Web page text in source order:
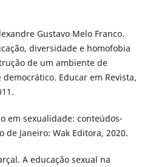
Gustavo Melo Franco.
diversidade e homofobia
de um ambiente de
Educar em Revista,
em sexualidade: conteúdos-
de Janeiro: Wak Editora, 2020.
A educação sexual na